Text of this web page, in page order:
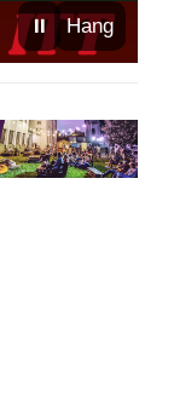
⏸ Hang